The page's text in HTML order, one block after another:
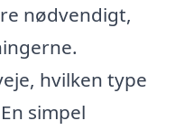
nødvendigt,
hvilken type
simpel